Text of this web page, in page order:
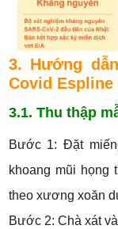
3. Hướng
Covid Espline
3.1. Thu thập
Bước 1: Đặt
khoang mũi họng
theo xương xoăn
Bước 2: Chà xát